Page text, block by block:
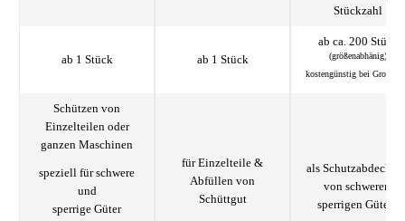
Stückzahl
ab 1 Stück ab 1 Stück
ab ca. 200 Stück
(größenabhänig)
kostengünstig bei
Schützen von
Einzelteilen oder
ganzen Maschinen
speziell für schwere
und
sperrige Güter
für Einzelteile &
Abfüllen von
Schüttgut
als
von schweren,
sperrigen Gütern